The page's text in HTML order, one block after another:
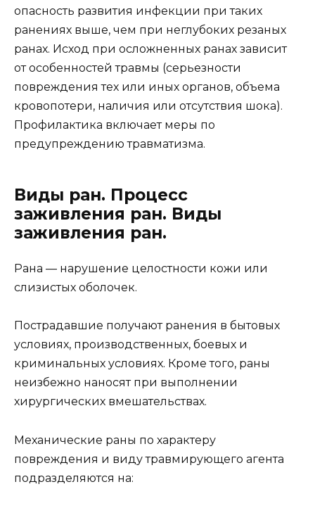
опасность развития инфекции при таких
ранениях выше, чем при неглубоких резаных
ранах. Исход при осложненных ранах зависит
от особенностей травмы (серьезности
повреждения тех или иных органов, объема
кровопотери, наличия или отсутствия шока).
Профилактика включает меры по
предупреждению травматизма.
Виды ран. Процесс
заживления ран. Виды
заживления ран.
Рана — нарушение целостности кожи или
слизистых оболочек.
Пострадавшие получают ранения в бытовых
условиях, производственных, боевых и
криминальных условиях. Кроме того, раны
неизбежно наносят при выполнении
хирургических вмешательствах.
Механические раны по характеру
повреждения и виду травмирующего агента
подразделяются на: